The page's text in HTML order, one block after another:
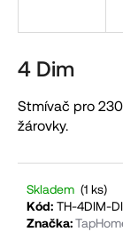
4 Dim
Stmívač pro
žárovky.
Skladem (1 ks)
Kód: TH-4DIM-
Značka:
í
?